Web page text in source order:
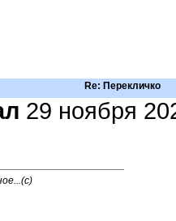
Re: Перекличко
29 ноября